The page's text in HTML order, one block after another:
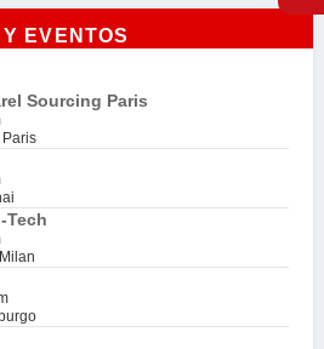
EVENTOS
Sourcing Paris
Paris
Tech